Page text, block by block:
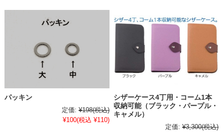
パッキン
定価: ¥198(税込)
¥100(税込 ¥110)
シザーケース4丁用・コーム1本
収納可能（ブラック・パープル・
キャメル）
定価: ¥3,300(税込)